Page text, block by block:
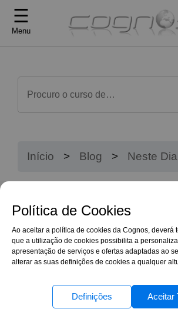
Política de Cookies
Ao aceitar a política de cookies da Cognos, deverá
que a utilização de cookies possibilita a
apresentação de serviços e ofertas adaptadas ao
alterar as suas definições de cookies a qualquer
Definições Aceitar
☰
Menu
Início Blog
Neste
Sempre: